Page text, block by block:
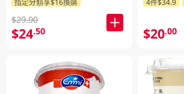
$29.90
$24.50 $20.00